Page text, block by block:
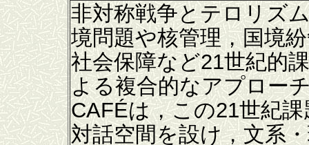
非対称戦争とテロリズ
境問題や核管理，国境
社会保障など21世紀的
よる複合的なアプロー
CAFÉは，この21世紀
対話空間を設け，文系